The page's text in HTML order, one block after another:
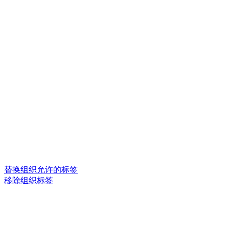
替换组织允许的标签
移除组织标签